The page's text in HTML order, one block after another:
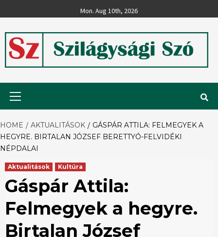
to
Mon. Aug 10th, 2026
Szilágysági
Szó
HOME AKTUALITÁSOK
GÁSPÁR ATTILA: FELMEGYEK A
HEGYRE. BIRTALAN JÓZSEF BERETTYÓ-FELVIDÉKI
NÉPDALAI
Aktualitások Kultúra
Gáspár Attila:
Felmegyek a hegyre.
Birtalan József